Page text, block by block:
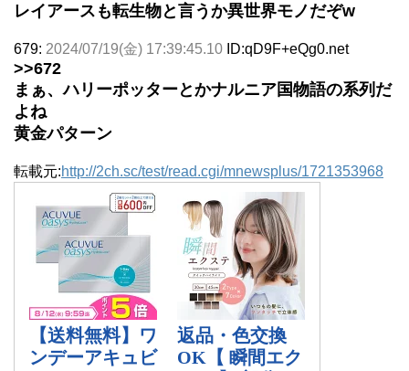
レイアースも転生物と言うか異世界モノだぞw
679: 2024/07/19(金) 17:39:45.10 ID:qD9F+eQg0.net
>>672
まぁ、ハリーポッターとかナルニア国物語の系列だ
よね
黄金パターン
転載元:http://2ch.sc/test/read.cgi/mnewsplus/1721353968